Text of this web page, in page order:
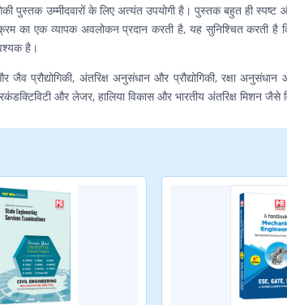
पुस्तक उम्मीदवारों के लिए अत्यंत उपयोगी है। पुस्तक बहुत ही
का एक व्यापक अवलोकन प्रदान करती है, यह सुनिश्चित करती है
है।
प्रौद्योगिकी, अंतरिक्ष अनुसंधान और प्रौद्योगिकी, रक्षा
और लेजर, हालिया विकास और भारतीय अंतरिक्ष मिशन